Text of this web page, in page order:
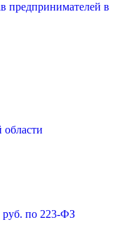
предпринимателей в
руб. по 223-ФЗ